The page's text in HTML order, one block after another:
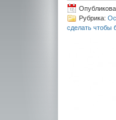
Рубрика:
сделать чтобы